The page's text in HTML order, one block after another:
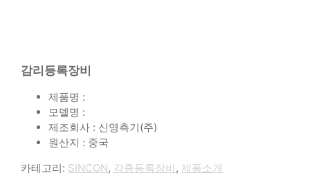
감리등록장비
제품명 :
모델명 :
제조회사 : 신영측기(주)
원산지 : 중국
카테고리: SINCON, 각종등록장비, 제품소개